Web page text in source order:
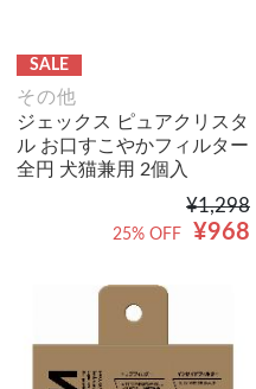
SALE
その他
ジェックス ピュアクリスタ
ル お口すこやかフィルター
全円 犬猫兼用 2個入
¥1,298
¥968
25% OFF